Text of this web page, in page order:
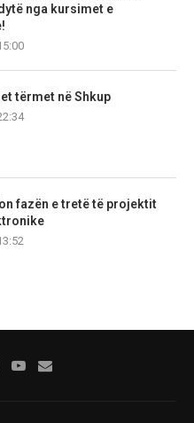
nga kursimet e
tërmet në Shkup
fazën e tretë të projektit